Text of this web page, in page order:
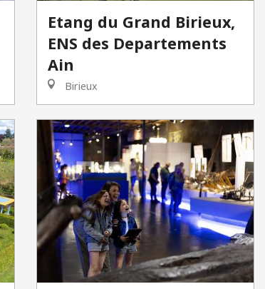
Etang du Grand Birieux,
ENS des Departements
Ain
Birieux